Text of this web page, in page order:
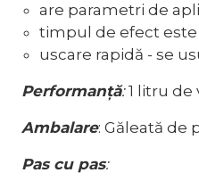
are parametri de
timpul de efect este
uscare rapidă - se
Performanţă:1 litru de
Ambalare: Găleată de
Pas cu pas: